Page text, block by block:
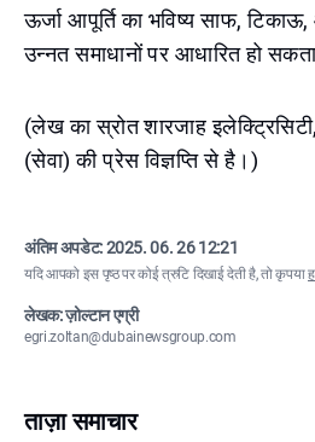
ऊर्जा आपूर्ति का भविष्य साफ,
उन्नत समाधानों पर आधारित हो
(लेख का स्रोत शारजाह
(सेवा) की प्रेस विज्ञप्ति से है।)
अंतिम अपडेट:2025. 06. 26 12:21
यदि आपको इस पृष्ठ पर कोई त्रुटि दिखाई देती है, तो कृपया
लेखक: ज़ोल्टान एग्री
egri.zoltan@dubainewsgroup.com
ताज़ा समाचार